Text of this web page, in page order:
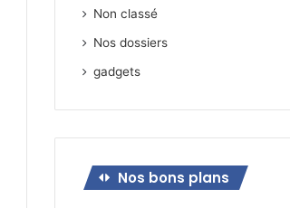
Non classé
Nos dossiers
gadgets
Nos bons plans